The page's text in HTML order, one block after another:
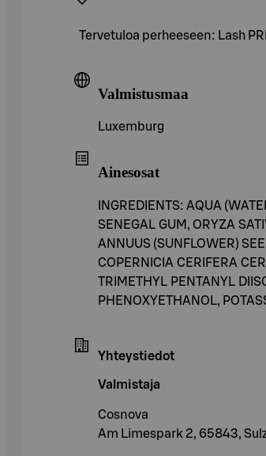
Tervetuloa perheeseen: Lash
Valmistusmaa
Luxemburg
Ainesosat
INGREDIENTS: AQUA
SENEGAL GUM, ORYZA
ANNUUS (SUNFLOWER)
COPERNICIA CERIFERA
TRIMETHYL PENTANYL
PHENOXYETHANOL,
Yhteystiedot
Valmistaja
Cosnova
Am Limespark 2, 65843,